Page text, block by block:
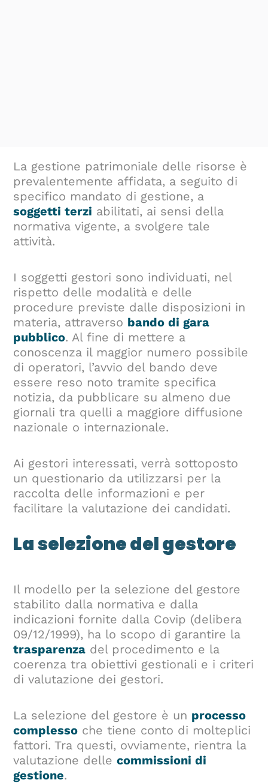
La gestione patrimoniale delle risorse è
prevalentemente affidata, a seguito di
specifico mandato di gestione, a
soggettiterzi abilitati, ai sensi della
normativa vigente, a svolgere tale
attività.
I soggetti gestori sono individuati, nel
rispetto delle modalità e delle
procedure previste dalle disposizioni in
materia, attraverso bando di gara
pubblico. Al fine di mettere a
conoscenza il maggior numero possibile
di operatori, l’avvio del bando deve
essere reso noto tramite specifica
notizia, da pubblicare su almeno due
giornali tra quelli a maggiore diffusione
nazionale o internazionale.
Ai gestori interessati, verrà sottoposto
un questionario da utilizzarsi per la
raccolta delle informazioni e per
facilitare la valutazione dei candidati.
La selezione del gestore
Il modello per la selezione del gestore
stabilito dalla normativa e dalla
indicazioni fornite dalla Covip (delibera
09/12/1999), ha lo scopo di garantire la
trasparenza del procedimento e la
coerenza tra obiettivi gestionali e i criteri
di valutazione dei gestori.
La selezione del gestore è un processo
complesso che tiene conto di molteplici
fattori. Tra questi, ovviamente, rientra la
valutazione dellecommissioni di
gestione.